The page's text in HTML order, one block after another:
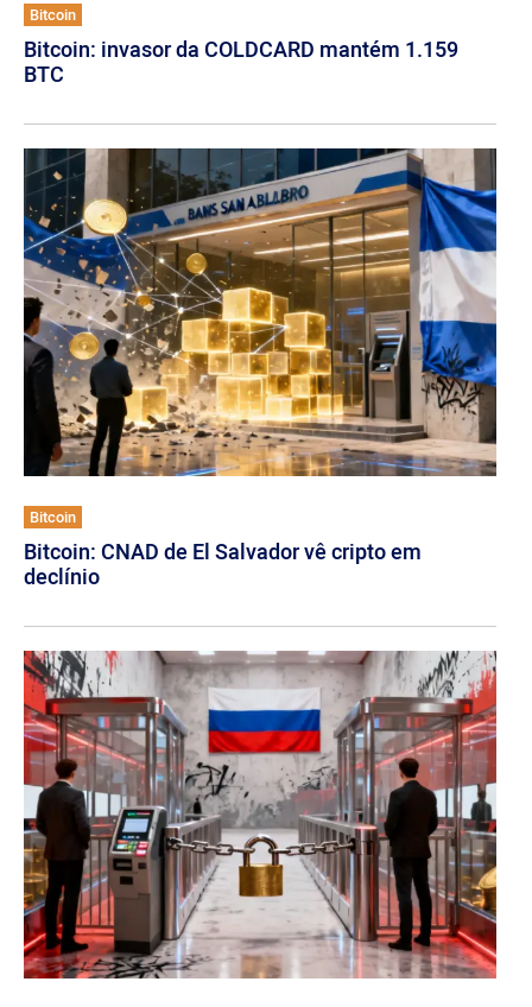
Bitcoin
Bitcoin: invasor da COLDCARD mantém 1.159
BTC
Bitcoin
Bitcoin: CNAD de El Salvador vê cripto em
declínio